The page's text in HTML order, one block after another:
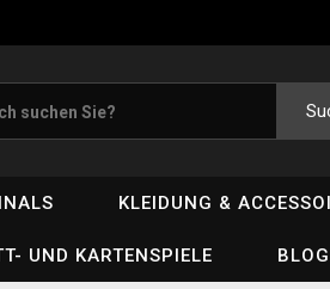
KLEIDUNG &
UND KARTENSPIELE BLOG